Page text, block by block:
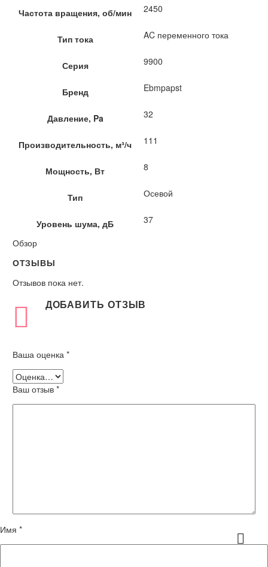
Частота вращения, об/мин 2450
Тип тока AC переменного тока
Серия 9900
Бренд Ebmpapst
Давление, Pa 32
Производительность, м³/ч 111
Мощность, Вт 8
Тип Осевой
Уровень шума, дБ
37
Обзор
ОТЗЫВЫ
Отзывов пока нет.
ДОБАВИТЬ ОТЗЫВ
Ваша оценка *
Ваш отзыв *
Имя *